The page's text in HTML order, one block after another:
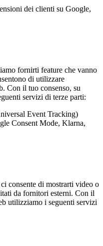
dei clienti su Google,
fornirti feature che vanno
di utilizzare
Con il tuo consenso, su
servizi di terze parti:
Event Tracking)
Consent Mode, Klarna,
consente di mostrarti video o
da fornitori esterni. Con il
utilizziamo i seguenti servizi